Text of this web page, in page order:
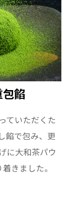
餡
ていただくた
餡で包み、更
に大和茶パウ
きました。